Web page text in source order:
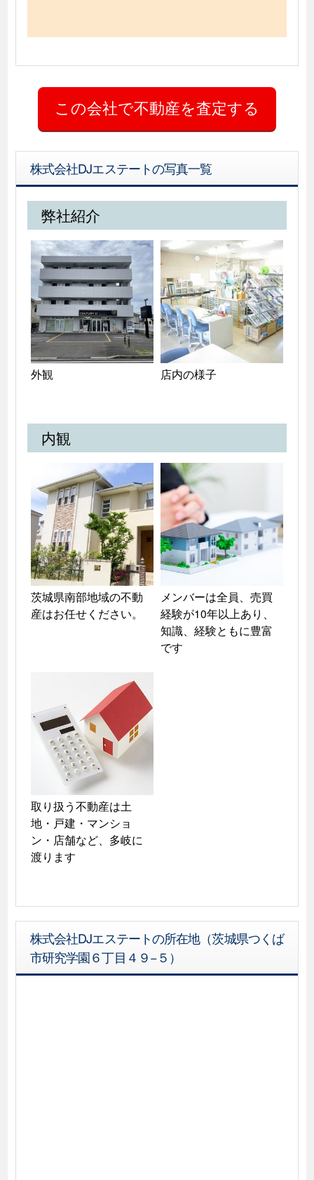
株式会社DJエステートの写真一覧
弊社紹介
外観 店内の様子
内観
茨城県南部地域の不動
産はお任せください。
メンバーは全員、売買
経験が10年以上あり、
知識、経験ともに豊富
です
取り扱う不動産は土
地・戸建・マンショ
ン・店舗など、多岐に
渡ります
株式会社DJエステートの所在地（茨城県つくば
市研究学園６丁目４９−５）